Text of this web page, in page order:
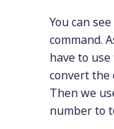
You can
command.
have to
convert the
Then we
number to